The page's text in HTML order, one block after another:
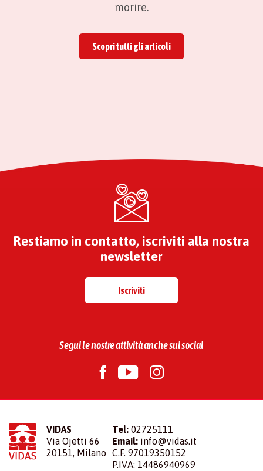
morire.
Scopri tutti gli articoli
Restiamo in contatto, iscriviti alla nostra
newsletter
Iscriviti
Segui le nostre attività anche sui social
VIDAS
Via Ojetti 66
20151, Milano
Tel: 02725111
Email: info@vidas.it
C.F. 97019350152
P.IVA: 14486940969